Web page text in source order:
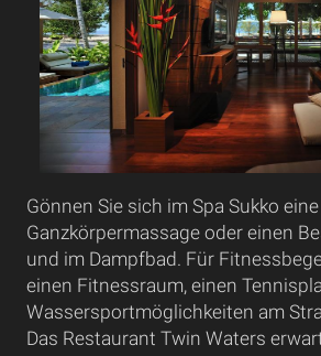
Gönnen Sie sich im Spa Sukko eine
Ganzkörpermassage oder einen
und im Dampfbad. Für
einen Fitnessraum, einen
Wassersportmöglichkeiten am
Das Restaurant Twin Waters